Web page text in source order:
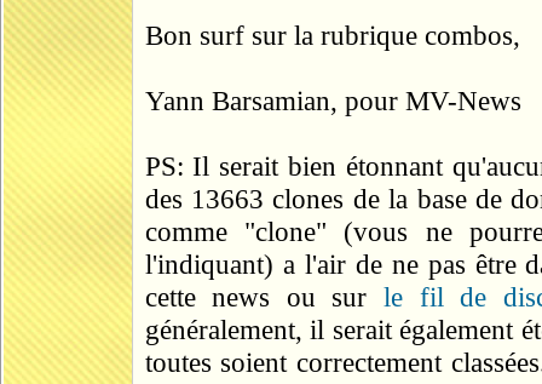
Bon surf sur la rubrique combos,
Yann Barsamian, pour MV-News
PS: Il serait bien étonnant
des 13663 clones de la base de
comme "clone" (vous ne
l'indiquant) a l'air de ne pas être
cette news ou sur le fil de
généralement, il serait également
toutes soient correctement